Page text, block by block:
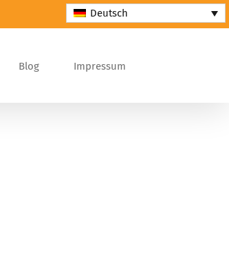
Blog Impressum
Deutsch